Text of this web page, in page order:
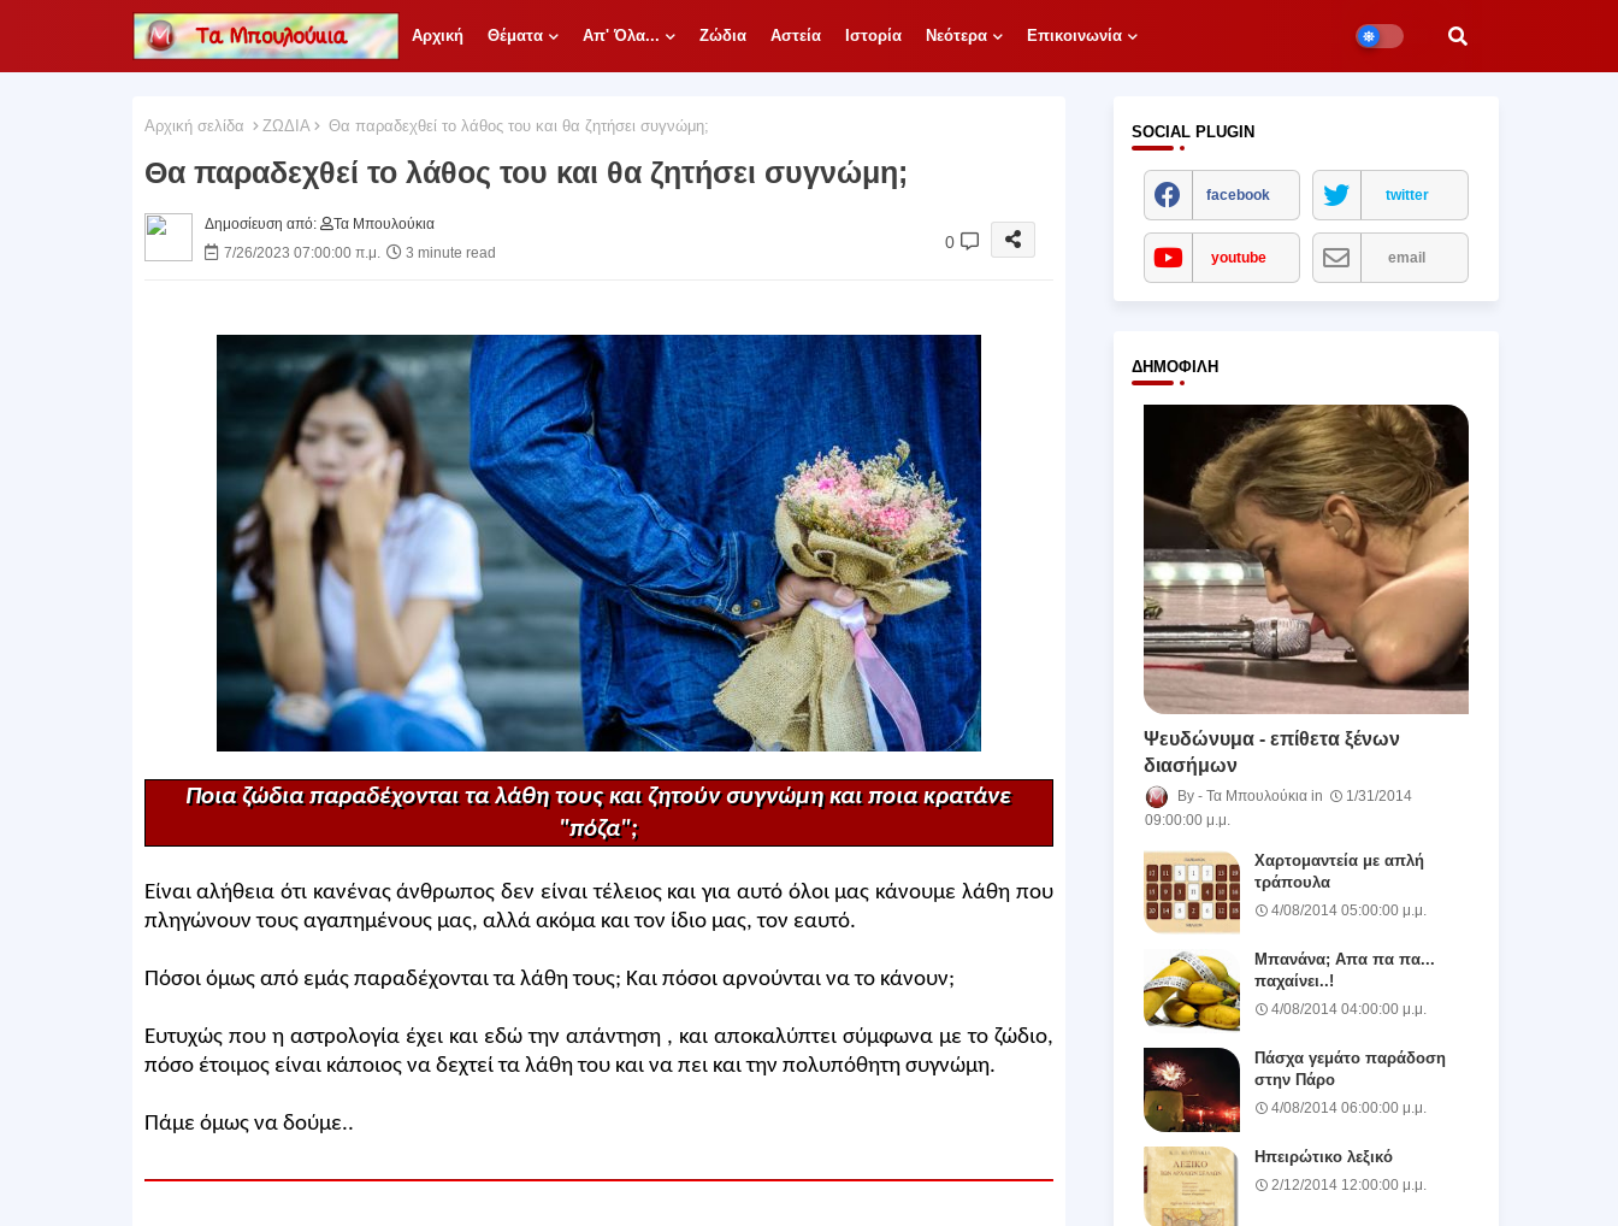
Αρχική Θέματα Απ' Όλα... Ζώδια Αστεία Ιστορία Νεότερα Επικοινωνία
Αρχική σελίδα ΖΩΔΙΑ Θα παραδεχθεί το λάθος του και θα ζητήσει συγνώμη;
Θα παραδεχθεί το λάθος του και θα ζητήσει συγνώμη;
Δημοσίευση από:
Τα Μπουλούκια
7/26/2023 07:00:00 π.μ.
3 minute read
0
Ποια ζώδια παραδέχονται τα λάθη τους και ζητούν συγνώμη και ποια κρατάνε
"πόζα";
Είναι αλήθεια ότι κανένας άνθρωπος δεν είναι τέλειος και για αυτό όλοι μας κάνουμε λάθη που
πληγώνουν τους αγαπημένους μας, αλλά ακόμα και τον ίδιο μας, τον εαυτό.
Πόσοι όμως από εμάς παραδέχονται τα λάθη τους; Και πόσοι αρνούνται να το κάνουν;
Ευτυχώς που η αστρολογία έχει και εδώ την απάντηση , και αποκαλύπτει σύμφωνα με το ζώδιο,
πόσο έτοιμος είναι κάποιος να δεχτεί τα λάθη του και να πει και την πολυπόθητη συγνώμη.
Πάμε όμως να δούμε..
SOCIAL PLUGIN
facebook twitter
youtube email
ΔΗΜΟΦΙΛΉ
Ψευδώνυμα - επίθετα ξένων
διασήμων
Τα Μπουλούκια
1/31/2014
09:00:00 μ.μ.
Χαρτομαντεία με απλή
τράπουλα
4/08/2014 05:00:00 μ.μ.
Μπανάνα; Απα πα πα...
παχαίνει..!
4/08/2014 04:00:00 μ.μ.
Πάσχα γεμάτο παράδοση
στην Πάρο
4/08/2014 06:00:00 μ.μ.
Ηπειρώτικο λεξικό
2/12/2014 12:00:00 μ.μ.